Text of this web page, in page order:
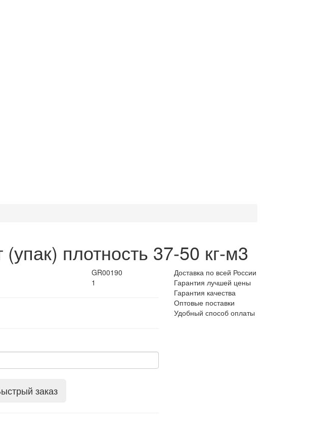
плотность 37-50 кг-м3
GR00190
1
заказ
Доставка по всей России
Гарантия лучшей цены
Гарантия качества
Оптовые поставки
Удобный способ оплаты